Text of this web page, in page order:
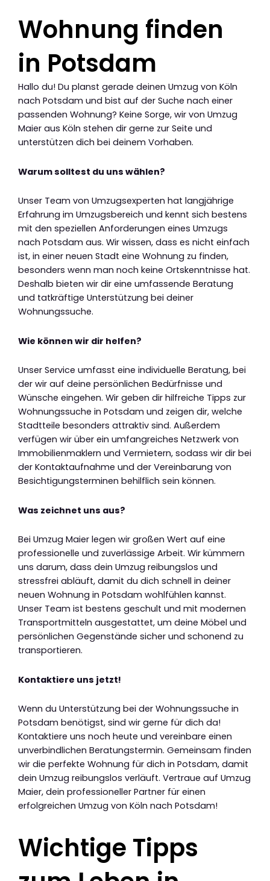
Wohnung finden
in Potsdam
Hallo du! Du planst gerade deinen Umzug von Köln
nach Potsdam und bist auf der Suche nach einer
passenden Wohnung? Keine Sorge, wir von Umzug
Maier aus Köln stehen dir gerne zur Seite und
unterstützen dich bei deinem Vorhaben.
Warum solltest du uns wählen?
Unser Team von Umzugsexperten hat langjährige
Erfahrung im Umzugsbereich und kennt sich bestens
mit den speziellen Anforderungen eines Umzugs
nach Potsdam aus. Wir wissen, dass es nicht einfach
ist, in einer neuen Stadt eine Wohnung zu finden,
besonders wenn man noch keine Ortskenntnisse hat.
Deshalb bieten wir dir eine umfassende Beratung
und tatkräftige Unterstützung bei deiner
Wohnungssuche.
Wie können wir dir helfen?
Unser Service umfasst eine individuelle Beratung, bei
der wir auf deine persönlichen Bedürfnisse und
Wünsche eingehen. Wir geben dir hilfreiche Tipps zur
Wohnungssuche in Potsdam und zeigen dir, welche
Stadtteile besonders attraktiv sind. Außerdem
verfügen wir über ein umfangreiches Netzwerk von
Immobilienmaklern und Vermietern, sodass wir dir bei
der Kontaktaufnahme und der Vereinbarung von
Besichtigungsterminen behilflich sein können.
Was zeichnet uns aus?
Bei Umzug Maier legen wir großen Wert auf eine
professionelle und zuverlässige Arbeit. Wir kümmern
uns darum, dass dein Umzug reibungslos und
stressfrei abläuft, damit du dich schnell in deiner
neuen Wohnung in Potsdam wohlfühlen kannst.
Unser Team ist bestens geschult und mit modernen
Transportmitteln ausgestattet, um deine Möbel und
persönlichen Gegenstände sicher und schonend zu
transportieren.
Kontaktiere uns jetzt!
Wenn du Unterstützung bei der Wohnungssuche in
Potsdam benötigst, sind wir gerne für dich da!
Kontaktiere uns noch heute und vereinbare einen
unverbindlichen Beratungstermin. Gemeinsam finden
wir die perfekte Wohnung für dich in Potsdam, damit
dein Umzug reibungslos verläuft. Vertraue auf Umzug
Maier, dein professioneller Partner für einen
erfolgreichen Umzug von Köln nach Potsdam!
Wichtige Tipps